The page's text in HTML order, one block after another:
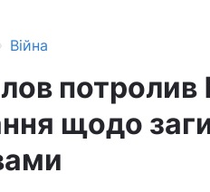
› Війна
потролив
щодо